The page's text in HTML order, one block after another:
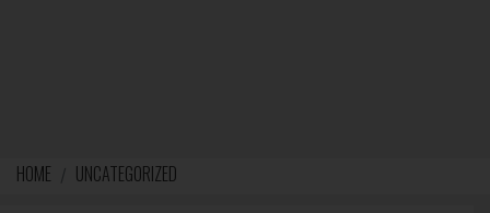
HOME UNCATEGORIZED